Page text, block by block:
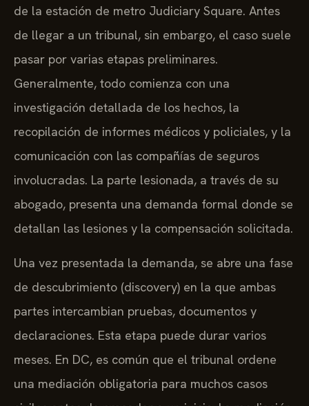
de la estación de metro Judiciary Square. Antes
de llegar a un tribunal, sin embargo, el caso suele
pasar por varias etapas preliminares.
Generalmente, todo comienza con una
investigación detallada de los hechos, la
recopilación de informes médicos y policiales, y la
comunicación con las compañías de seguros
involucradas. La parte lesionada, a través de su
abogado, presenta una demanda formal donde se
detallan las lesiones y la compensación solicitada.
Una vez presentada la demanda, se abre una fase
de descubrimiento (discovery) en la que ambas
partes intercambian pruebas, documentos y
declaraciones. Esta etapa puede durar varios
meses. En DC, es común que el tribunal ordene
una mediación obligatoria para muchos casos